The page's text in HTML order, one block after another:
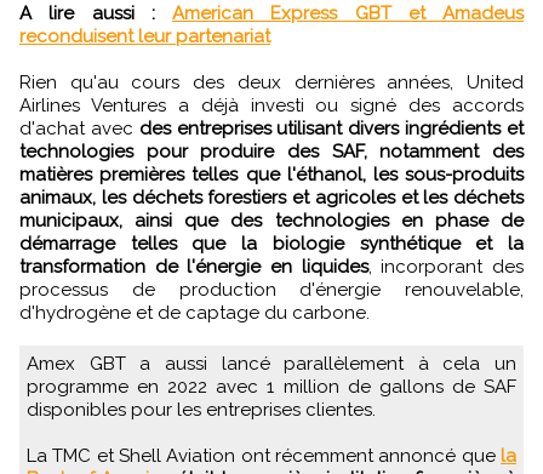
A lire aussi :
American Express GBT et Amadeus
reconduisent leur partenariat
Rien qu'au cours des deux dernières années, United
Airlines Ventures a déjà investi ou signé des accords
d'achat avec des entreprises utilisant divers ingrédients et
technologies pour produire des SAF, notamment des
matières premières telles que l'éthanol, les sous-produits
animaux, les déchets forestiers et agricoles et les déchets
municipaux, ainsi que des technologies en phase de
démarrage telles que la biologie synthétique et la
transformation de l'énergie en liquides, incorporant des
processus de production d'énergie renouvelable,
d'hydrogène et de captage du carbone.
Amex GBT a aussi lancé parallèlement à cela un
programme en 2022 avec 1 million de gallons de SAF
disponibles pour les entreprises clientes.
La TMC et Shell Aviation ont récemment annoncé que la